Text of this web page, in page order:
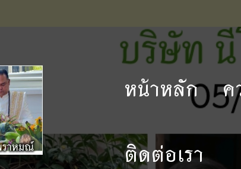
หน้าหลัก ค
ติดต่อเรา